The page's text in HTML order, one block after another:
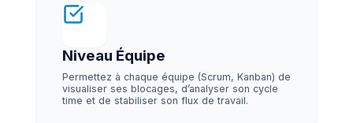
Niveau Équipe
Permettez à chaque équipe (Scrum, Kanban) de
visualiser ses blocages, d’analyser son cycle
time et de stabiliser son flux de travail.